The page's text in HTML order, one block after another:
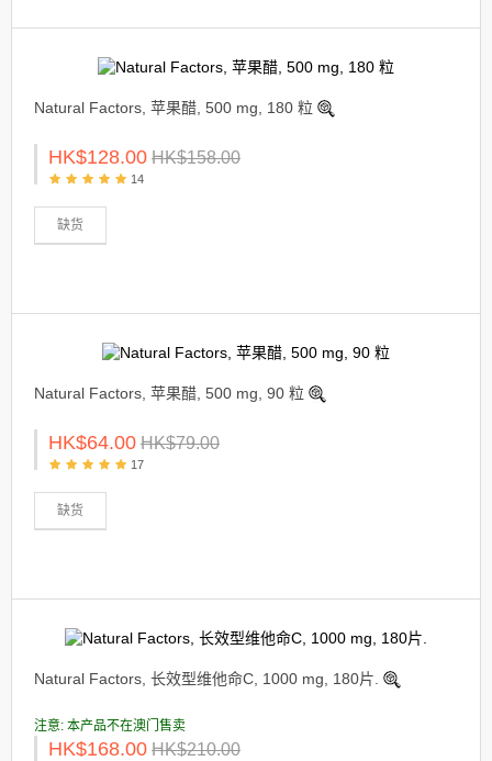
Natural Factors, 苹果醋, 500 mg, 180 粒
HK$128.00 HK$158.00
14
缺货
Natural Factors, 苹果醋, 500 mg, 90 粒
HK$64.00 HK$79.00
17
缺货
Natural Factors, 长效型维他命C, 1000 mg, 180片.
注意: 本产品不在澳门售卖
HK$168.00 HK$210.00